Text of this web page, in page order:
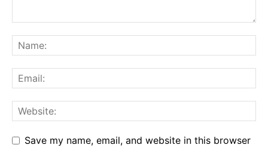
Save my name, email, and website in this browser